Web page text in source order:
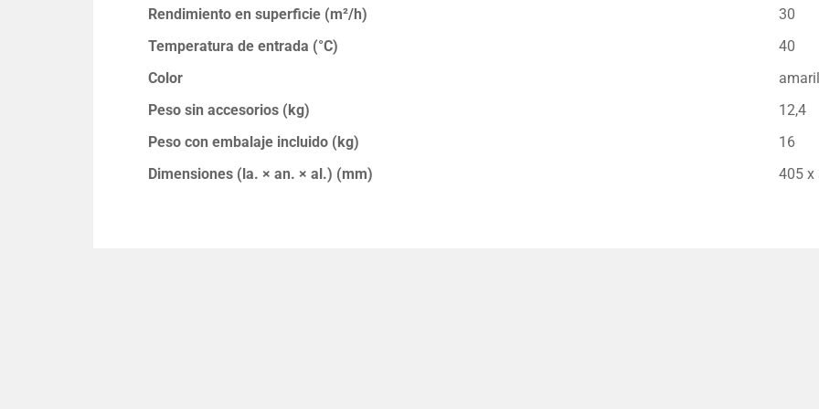
Rendimiento en superficie (m²/h)
30
Temperatura de entrada (°C)
40
Color
Peso sin accesorios (kg)
12,4
Peso con embalaje incluido (kg)
16
Dimensiones (la. × an. × al.) (mm)
405 x